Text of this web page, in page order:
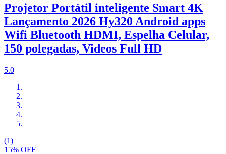
Projetor Portátil inteligente Smart 4K
Lançamento 2026 Hy320 Android apps
Wifi Bluetooth HDMI, Espelha Celular,
150 polegadas, Videos Full HD
5.0
(1)
15% OFF